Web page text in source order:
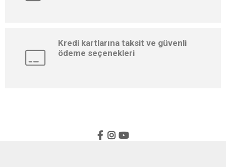
Kredi kartlarına taksit ve güvenli
ödeme seçenekleri